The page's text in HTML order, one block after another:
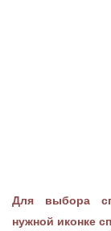
Для выбора
нужной иконке